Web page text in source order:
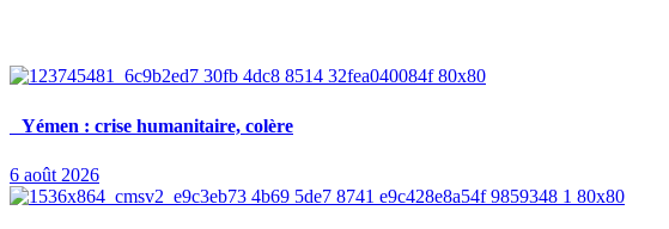
Yémen : crise humanitaire, colère
6 août 2026